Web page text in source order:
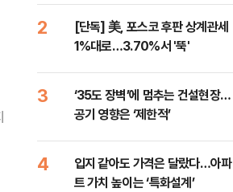
2
[단독] 美, 포스코 후판 상계관세
1%대로…3.70%서 '뚝'
3
‘35도 장벽’에 멈추는 건설현장…
공기 영향은 ‘제한적’
4
입지 같아도 가격은 달랐다…아파
트 가치 높이는 ‘특화설계’